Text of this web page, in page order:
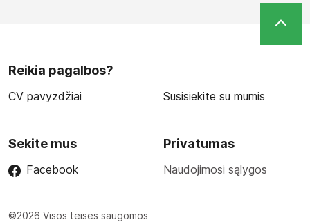
Reikia pagalbos?
CV pavyzdžiai Susisiekite su mumis
Sekite mus
Facebook
Privatumas
Naudojimosi sąlygos
©2026 Visos teisės saugomos